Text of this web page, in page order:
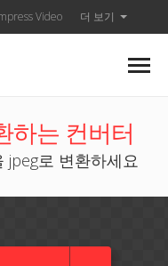
Video 더 보기
하는 컨버터
jpeg로 변환하세요